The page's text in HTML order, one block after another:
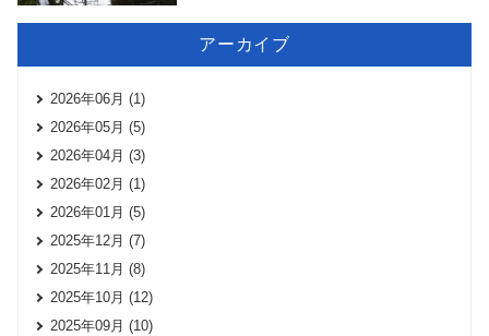
アーカイブ
2026年06月 (1)
2026年05月 (5)
2026年04月 (3)
2026年02月 (1)
2026年01月 (5)
2025年12月 (7)
2025年11月 (8)
2025年10月 (12)
2025年09月 (10)